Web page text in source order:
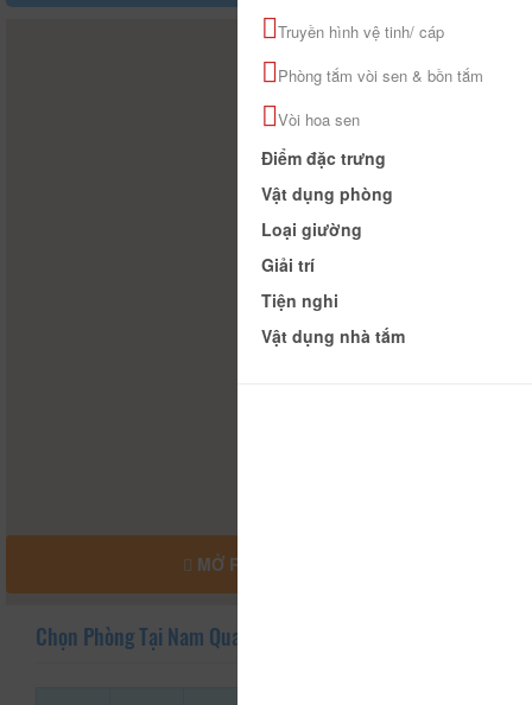
MỞ RỘNG BẢN ĐỒ
Chọn Phòng Tại Nam Quang
Truyền hình vệ tinh/ cáp
Phòng tắm vòi sen & bồn tắm
Vòi hoa sen
Điểm đặc trưng
Vật dụng phòng
Loại giường
Giải trí
Tiện nghi
Vật dụng nhà tắm